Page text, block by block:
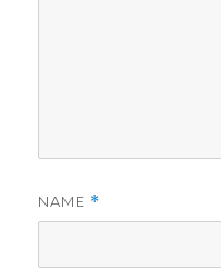
NAME *